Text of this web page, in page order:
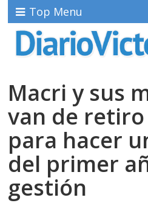
Top Menu
Macri y sus
van de
para hacer
del primer
gestión